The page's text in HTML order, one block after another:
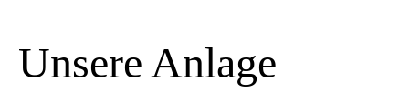
Unsere Anlage